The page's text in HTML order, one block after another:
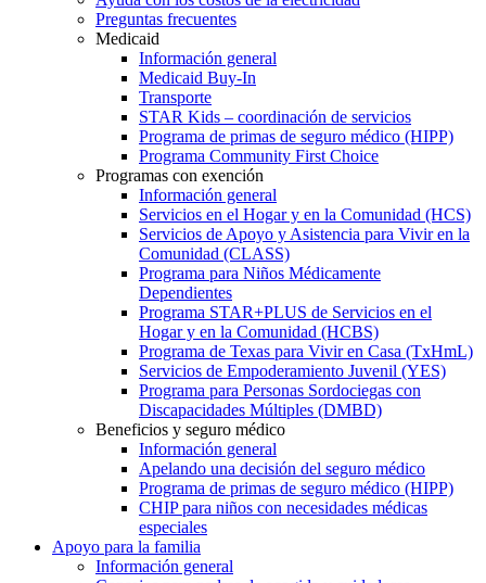
Preguntas frecuentes
Medicaid
Información general
Medicaid Buy-In
Transporte
STAR Kids – coordinación de servicios
Programa de primas de seguro médico (HIPP)
Programa Community First Choice
Programas con exención
Información general
Servicios en el Hogar y en la Comunidad (HCS)
Servicios de Apoyo y Asistencia para Vivir en la
Comunidad (CLASS)
Programa para Niños Médicamente
Dependientes
Programa STAR+PLUS de Servicios en el
Hogar y en la Comunidad (HCBS)
Programa de Texas para Vivir en Casa (TxHmL)
Servicios de Empoderamiento Juvenil (YES)
Programa para Personas Sordociegas con
Discapacidades Múltiples (DMBD)
Beneficios y seguro médico
Información general
Apelando una decisión del seguro médico
Programa de primas de seguro médico (HIPP)
CHIP para niños con necesidades médicas
especiales
Apoyo para la familia
Información general